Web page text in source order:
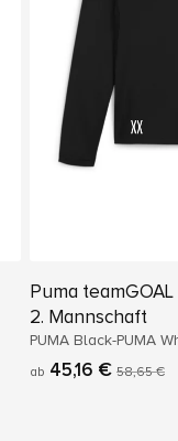
Puma
2. Mannschaft
PUMA Black-PUMA
ab 45,16 € 58,65 €